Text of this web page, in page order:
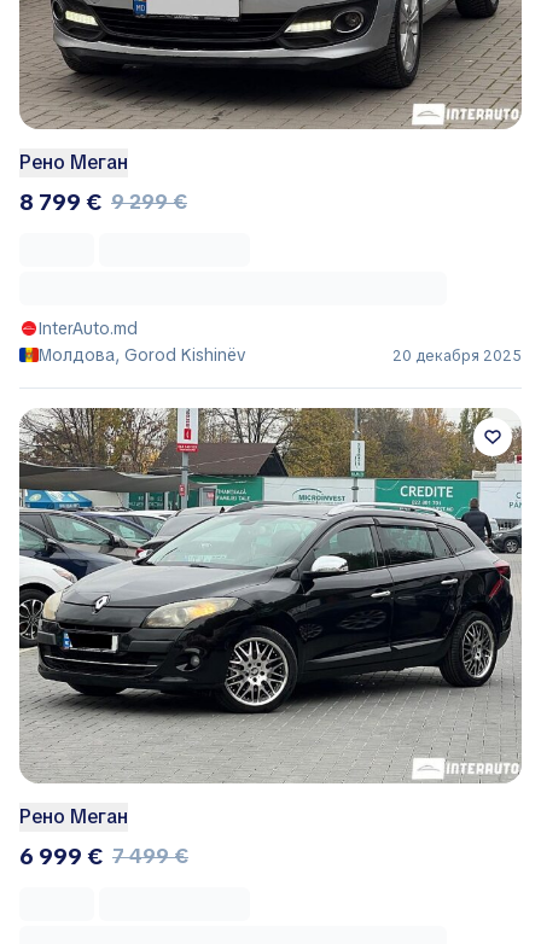
Рено Меган
8 799 € 9 299 €
InterAuto.md
Молдова, Gorod Kishinëv
20 декабря 2025
Рено Меган
6 999 € 7 499 €